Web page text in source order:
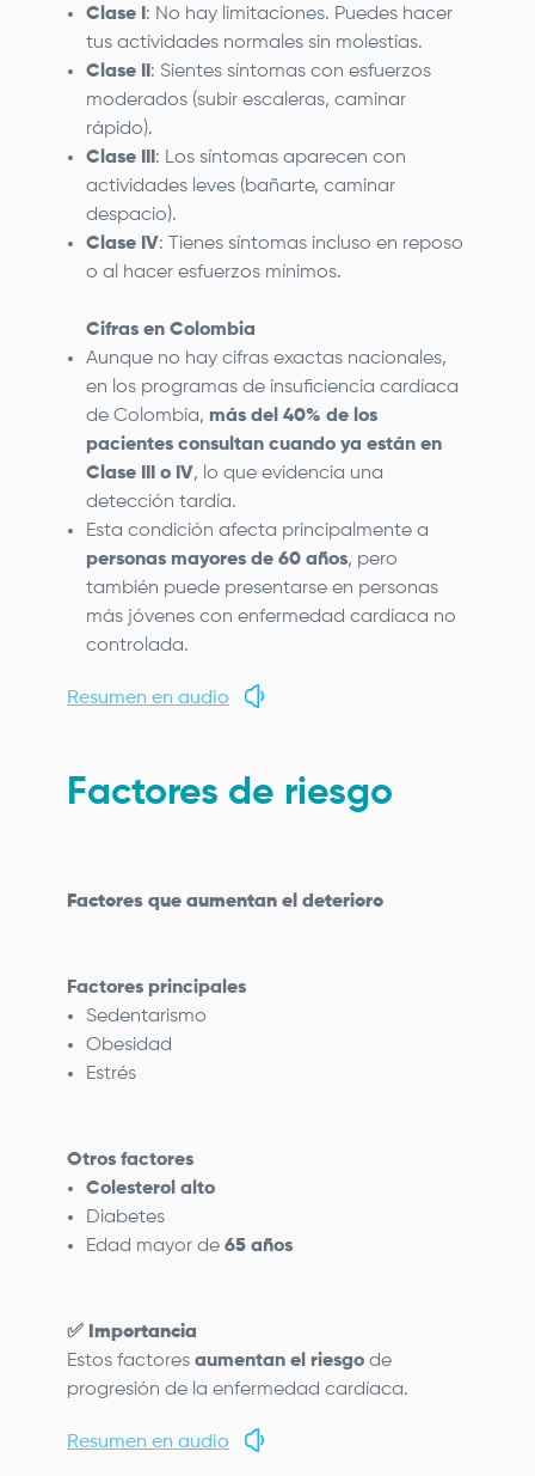
Clase I : No hay limitaciones. Puedes hacer
tus actividades normales sin molestias.
Clase II : Sientes síntomas con esfuerzos
moderados (subir escaleras, caminar
rápido).
Clase III : Los síntomas aparecen con
actividades leves (bañarte, caminar
despacio).
Clase IV: Tienes síntomas incluso en reposo
o al hacer esfuerzos mínimos.
Cifras en Colombia
Aunque no hay cifras exactas nacionales,
en los programas de insuficiencia cardíaca
de Colombia, más del 40% de los
pacientes consultan cuando ya están en
Clase III o IV, lo que evidencia una
detección tardía.
Esta condición afecta principalmente a
personas mayores de 60 años, pero
también puede presentarse en personas
más jóvenes con enfermedad cardíaca no
controlada.
Resumen en audio
Factores de riesgo
Factores que aumentan el deterioro
Factores principales
Sedentarismo
Obesidad
Estrés
Otros factores
Colesterol alto
Diabetes
Edad mayor de 65 años
✅ Importancia
Estos factores aumentan el riesgo de
progresión de la enfermedad cardíaca.
Resumen en audio